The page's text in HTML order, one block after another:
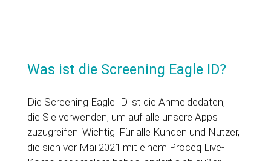
Was ist die Screening Eagle ID?
Die Screening Eagle ID ist die Anmeldedaten,
die Sie verwenden, um auf alle unsere Apps
zuzugreifen. Wichtig: Für alle Kunden und Nutzer,
die sich vor Mai 2021 mit einem Proceq Live-